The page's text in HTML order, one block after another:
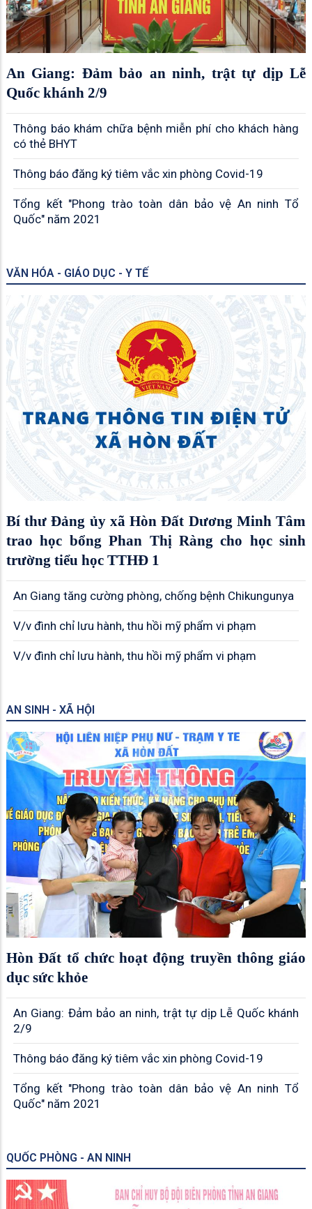
An Giang: Đảm bảo an ninh, trật tự dịp Lễ
Quốc khánh 2/9
Thông báo khám chữa bệnh miễn phí cho khách hàng
có thẻ BHYT
Thông báo đăng ký tiêm vắc xin phòng Covid-19
Tổng kết "Phong trào toàn dân bảo vệ An ninh Tổ
Quốc" năm 2021
VĂN HÓA - GIÁO DỤC - Y TẾ
Bí thư Đảng ủy xã Hòn Đất Dương Minh Tâm
trao học bổng Phan Thị Ràng cho học sinh
trường tiểu học TTHĐ 1
An Giang tăng cường phòng, chống bệnh Chikungunya
V/v đình chỉ lưu hành, thu hồi mỹ phẩm vi phạm
V/v đình chỉ lưu hành, thu hồi mỹ phẩm vi phạm
AN SINH - XÃ HỘI
Hòn Đất tổ chức hoạt động truyền thông giáo
dục sức khỏe
An Giang: Đảm bảo an ninh, trật tự dịp Lễ Quốc khánh
2/9
Thông báo đăng ký tiêm vắc xin phòng Covid-19
Tổng kết "Phong trào toàn dân bảo vệ An ninh Tổ
Quốc" năm 2021
QUỐC PHÒNG - AN NINH